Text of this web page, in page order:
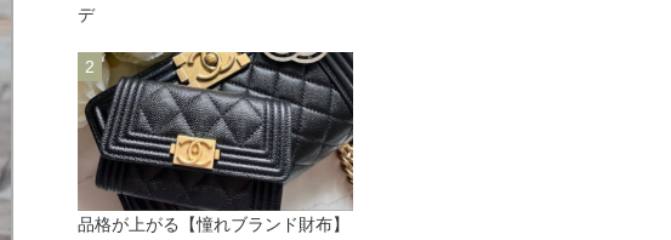
デ
品格が上がる【憧れブランド財布】